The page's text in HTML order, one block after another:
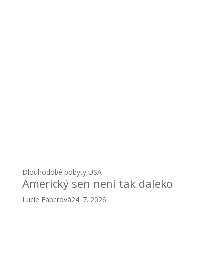
Dlouhodobé pobyty,USA
Americký sen není tak daleko
Lucie Faberová24. 7. 2026